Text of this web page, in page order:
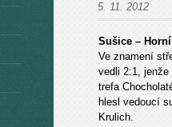
5. 11. 2012
Sušice –
Ve znamení
vedli 2:1, jenže
trefa
hlesl vedoucí
Krulich.